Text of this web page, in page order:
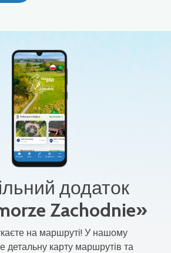
додаток
Zachodnie»
на маршруті! У нашому
детальну карту маршрутів та